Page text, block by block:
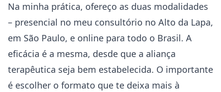
Na minha prática, ofereço as duas modalidades
– presencial no meu consultório no Alto da Lapa,
em São Paulo, e online para todo o Brasil. A
eficácia é a mesma, desde que a aliança
terapêutica seja bem estabelecida. O importante
é escolher o formato que te deixa mais à